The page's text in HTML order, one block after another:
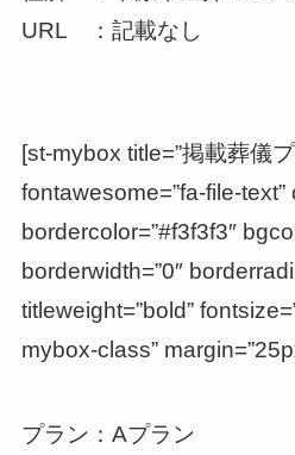
URL ：記載なし
[st-mybox title=”掲載葬儀
fontawesome=”fa-file-text”
bordercolor=”#f3f3f3″
borderwidth=”0″
titleweight=”bold”
mybox-class”
プラン：Aプラン